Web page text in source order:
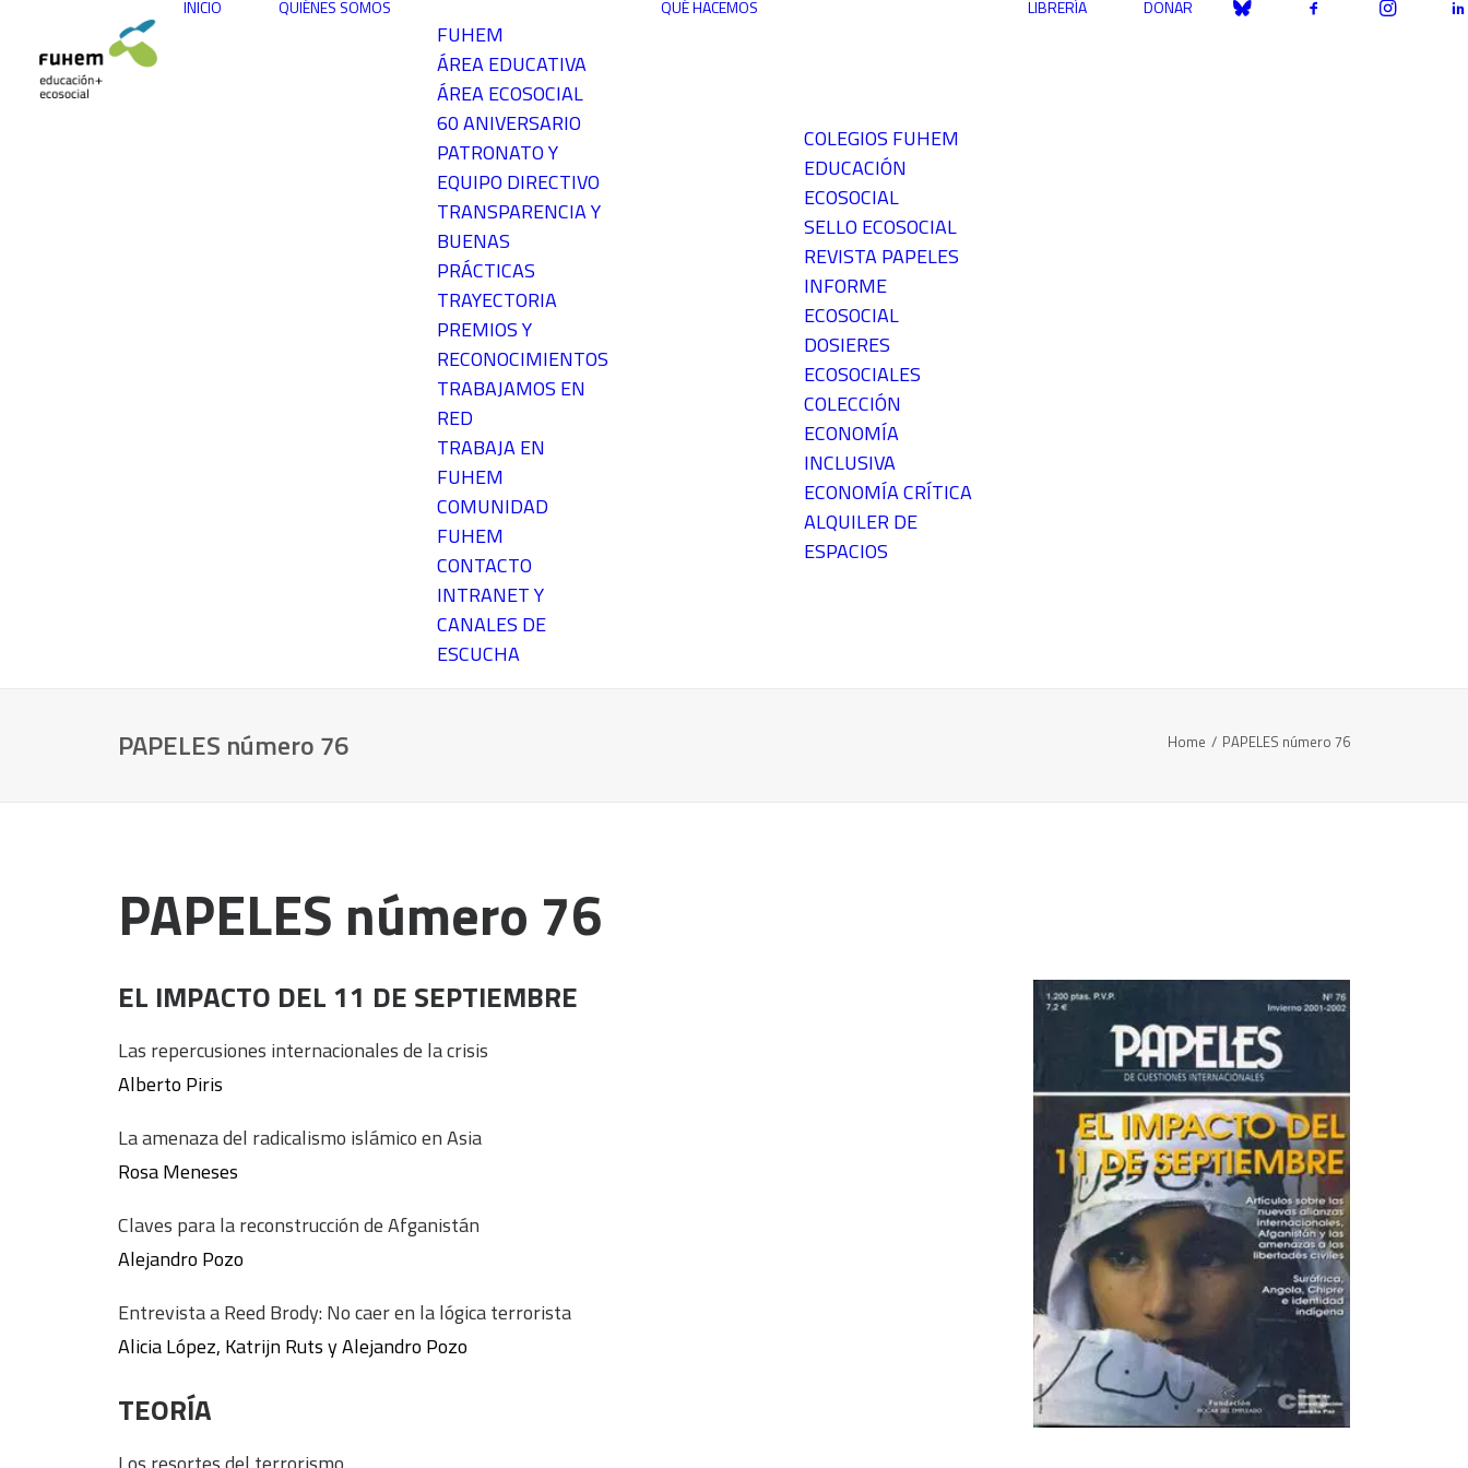
INICIO QUIÉNES SOMOS
FUHEM
ÁREA EDUCATIVA
ÁREA ECOSOCIAL
60 ANIVERSARIO
PATRONATO Y
EQUIPO DIRECTIVO
TRANSPARENCIA Y
BUENAS
PRÁCTICAS
TRAYECTORIA
PREMIOS Y
RECONOCIMIENTOS
TRABAJAMOS EN
RED
TRABAJA EN
FUHEM
COMUNIDAD
FUHEM
CONTACTO
INTRANET Y
CANALES DE
ESCUCHA
QUÉ HACEMOS
COLEGIOS FUHEM
EDUCACIÓN
ECOSOCIAL
SELLO ECOSOCIAL
REVISTA PAPELES
INFORME
ECOSOCIAL
DOSIERES
ECOSOCIALES
COLECCIÓN
ECONOMÍA
INCLUSIVA
ECONOMÍA CRÍTICA
ALQUILER DE
ESPACIOS
LIBRERÍA DONAR
PAPELES número 76 Home PAPELES número 76
PAPELES número 76
EL IMPACTO DEL 11 DE SEPTIEMBRE
Las repercusiones internacionales de la crisis
Alberto Piris
La amenaza del radicalismo islámico en Asia
Rosa Meneses
Claves para la reconstrucción de Afganistán
Alejandro Pozo
Entrevista a Reed Brody: No caer en la lógica terrorista
Alicia López, Katrijn Ruts y Alejandro Pozo
TEORÍA